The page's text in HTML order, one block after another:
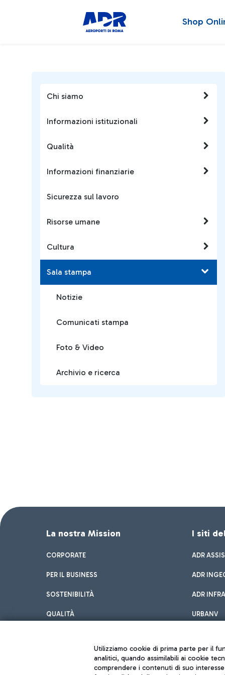
Shop
Chi siamo
Informazioni istituzionali
Qualità
Informazioni finanziarie
Sicurezza sul lavoro
Risorse umane
Cultura
Sala stampa
Notizie
Comunicati stampa
Foto & Video
Archivio e ricerca
La nostra Mission
CORPORATE
PER IL BUSINESS
SOSTENIBILITÀ
QUALITÀ
I siti
ADR
ADR
ADR
URBANV
Utilizziamo cookie di prima parte per il
analitici, quando assimilabili ai cookie
comprendere i contenuti di suo